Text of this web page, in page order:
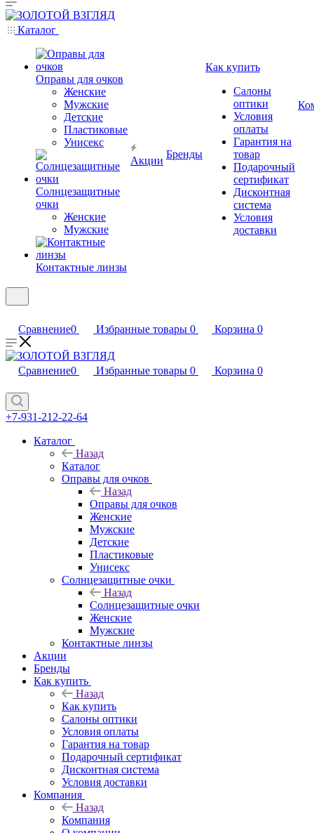
Каталог
Оправы для очков
Женские
Мужские
Детские
Пластиковые
Унисекс
Солнцезащитные
очки
Женские
Мужские
Контактные линзы
Акции
Бренды
Как купить
Салоны
оптики
Условия
оплаты
Гарантия на
товар
Подарочный
сертификат
Дисконтная
система
Условия
доставки
Сравнение0 Избранные товары 0 Корзина 0
Сравнение0 Избранные товары 0 Корзина 0
+7-931-212-22-64
Каталог
Назад
Каталог
Оправы для очков
Назад
Оправы для очков
Женские
Мужские
Детские
Пластиковые
Унисекс
Солнцезащитные очки
Назад
Солнцезащитные очки
Женские
Мужские
Контактные линзы
Акции
Бренды
Как купить
Назад
Как купить
Салоны оптики
Условия оплаты
Гарантия на товар
Подарочный сертификат
Дисконтная система
Условия доставки
Компания
Назад
Компания